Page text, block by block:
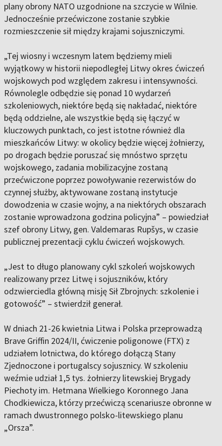
plany obrony NATO uzgodnione na szczycie w Wilnie.
Jednocześnie przećwiczone zostanie szybkie
rozmieszczenie sił między krajami sojuszniczymi.
„Tej wiosny i wczesnym latem będziemy mieli
wyjątkowy w historii niepodległej Litwy okres ćwiczeń
wojskowych pod względem zakresu i intensywności.
Równolegle odbędzie się ponad 10 wydarzeń
szkoleniowych, niektóre będą się nakładać, niektóre
będą oddzielne, ale wszystkie będą się łączyć w
kluczowych punktach, co jest istotne również dla
mieszkańców Litwy: w okolicy będzie więcej żołnierzy,
po drogach będzie poruszać się mnóstwo sprzętu
wojskowego, zadania mobilizacyjne zostaną
przećwiczone poprzez powoływanie rezerwistów do
czynnej służby, aktywowane zostaną instytucje
dowodzenia w czasie wojny, a na niektórych obszarach
zostanie wprowadzona godzina policyjna” – powiedział
szef obrony Litwy, gen. Valdemaras Rupšys, w czasie
publicznej prezentacji cyklu ćwiczeń wojskowych.
„Jest to długo planowany cykl szkoleń wojskowych
realizowany przez Litwę i sojuszników, który
odzwierciedla główną misję Sił Zbrojnych: szkolenie i
gotowość” – stwierdził generał.
W dniach 21-26 kwietnia Litwa i Polska przeprowadzą
Brave Griffin 2024/II, ćwiczenie poligonowe (FTX) z
udziałem lotnictwa, do którego dołączą Stany
Zjednoczone i portugalscy sojusznicy. W szkoleniu
weźmie udział 1,5 tys. żołnierzy litewskiej Brygady
Piechoty im. Hetmana Wielkiego Koronnego Jana
Chodkiewicza, którzy przećwiczą scenariusze obronne w
ramach dwustronnego polsko-litewskiego planu
„Orsza”.